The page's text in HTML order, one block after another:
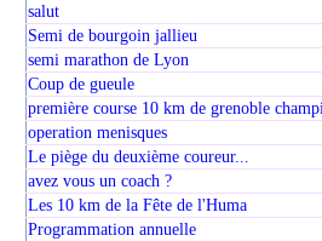
salut
Semi de bourgoin jallieu
semi marathon de Lyon
Coup de gueule
première course 10 km de grenoble
operation menisques
Le piège du deuxième coureur...
avez vous un coach ?
Les 10 km de la Fête de l'Huma
Programmation annuelle